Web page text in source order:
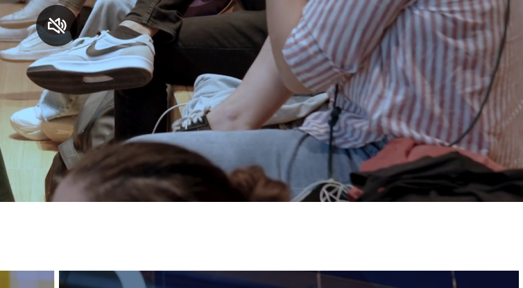
Servizi e accessibilità
Contatti
Biglietti
Immagine